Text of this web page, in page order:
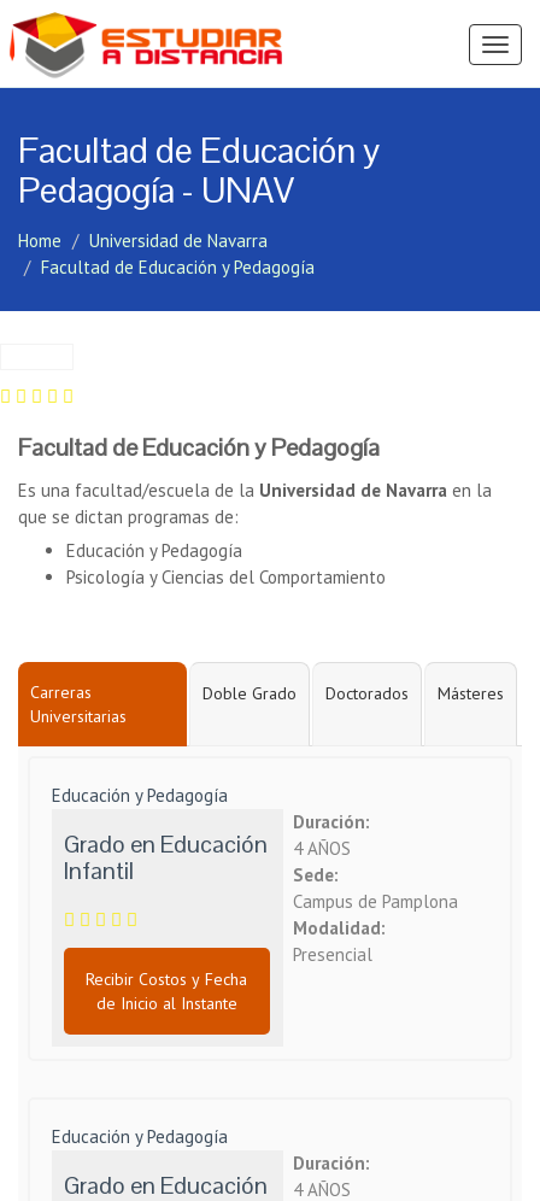
Ver
Facultad de Educación y
Pedagogía - UNAV
Home
Universidad de Navarra
Facultad de Educación y Pedagogía
Facultad de Educación y Pedagogía
Es una facultad/escuela de la Universidad de Navarra en la
que se dictan programas de:
Educación y Pedagogía
Psicología y Ciencias del Comportamiento
Carreras
Universitarias
Doble Grado Doctorados Másteres
Educación y Pedagogía
Grado en Educación
Infantil
Recibir Costos y Fecha
de Inicio al Instante
Duración:
4 AÑOS
Sede:
Campus de Pamplona
Modalidad:
Presencial
Educación y Pedagogía
Grado en Educación
Duración:
4 AÑOS